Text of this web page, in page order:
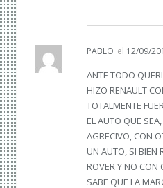
PABLO el 12/09/
ANTE TODO
HIZO RENAULT
TOTALMENTE
EL AUTO QUE
AGRECIVO, CON
UN AUTO, SI BIEN
ROVER Y NO CON
SABE QUE LA